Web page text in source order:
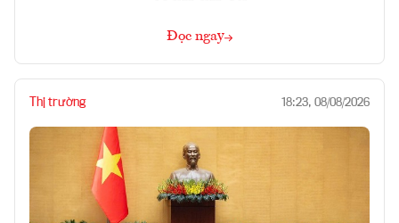
Đọc ngay
Thị trường 18:23, 08/08/2026